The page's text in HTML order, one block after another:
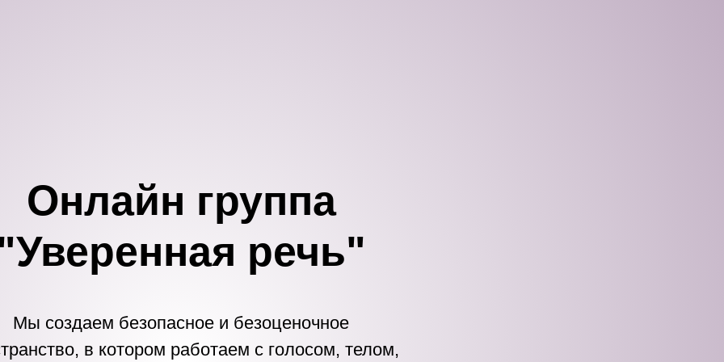
Онлайн группа
речь"
Мы создаем безопасное и безоценочное
в котором работаем с голосом, телом,